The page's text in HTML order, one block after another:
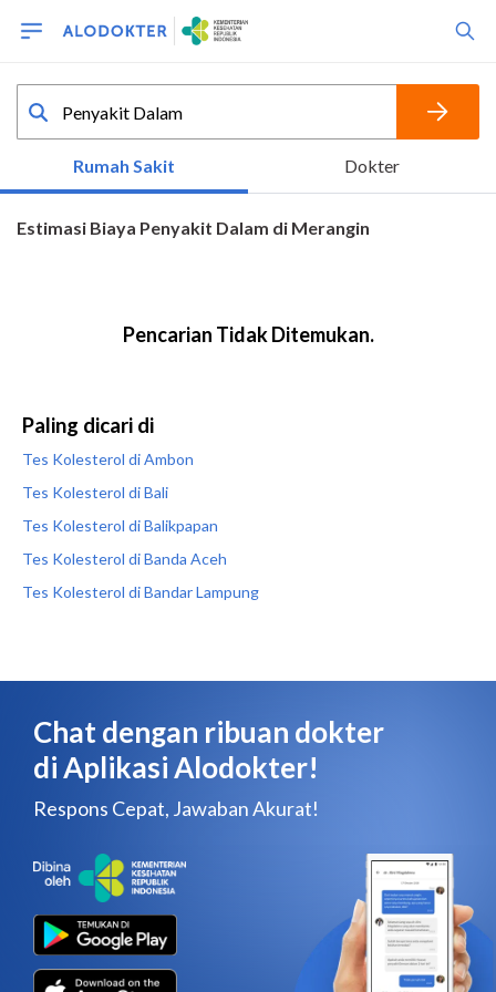
Paling dicari di
Tes Kolesterol di Ambon
Tes Kolesterol di Bali
Tes Kolesterol di Balikpapan
Tes Kolesterol di Banda Aceh
Tes Kolesterol di Bandar Lampung